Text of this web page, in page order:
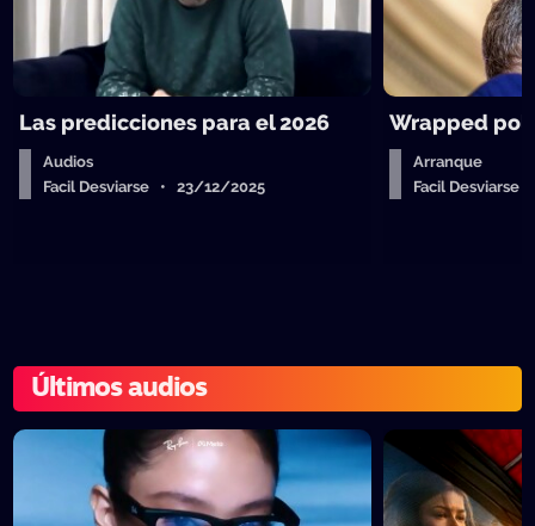
Las predicciones para el 2026
Audios
Facil Desviarse • 23/12/2025
Wrapped
Arranque
Facil
Últimos audios